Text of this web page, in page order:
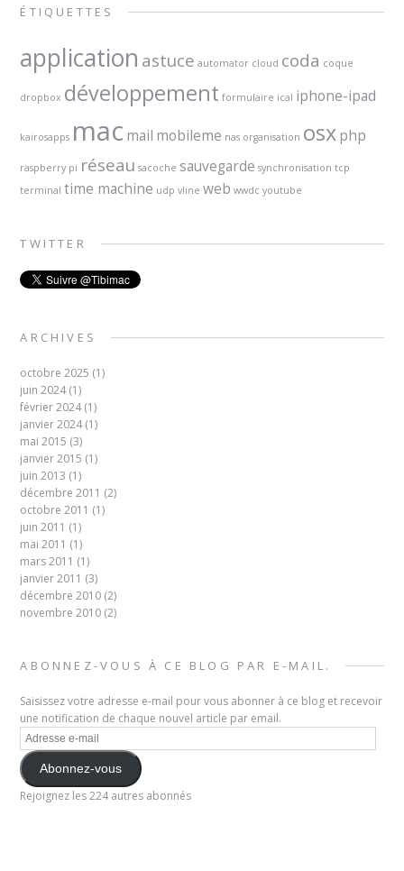
ÉTIQUETTES
application astuce automator cloud coda coque
dropbox développement formulaire ical iphone-ipad
kairosapps mac mail mobileme nas organisation osxphp
raspberry pi réseau sacoche sauvegarde synchronisation tcp
terminal time machine udp vline web wwdc youtube
TWITTER
ARCHIVES
octobre 2025 (1)
juin 2024(1)
février 2024(1)
janvier 2024(1)
mai 2015 (3)
janvier 2015 (1)
juin 2013 (1)
décembre 2011 (2)
octobre 2011 (1)
juin 2011 (1)
mai 2011 (1)
mars 2011 (1)
janvier 2011 (3)
décembre 2010 (2)
novembre 2010 (2)
ABONNEZ-VOUS À CE BLOG PAR E-MAIL.
Saisissez votre adresse e-mail pour vous abonner à ce blog et recevoir
une notification de chaque nouvel article par email.
Adresse
e-
mailAbonnez-vous
Rejoignez les 224 autres abonnés